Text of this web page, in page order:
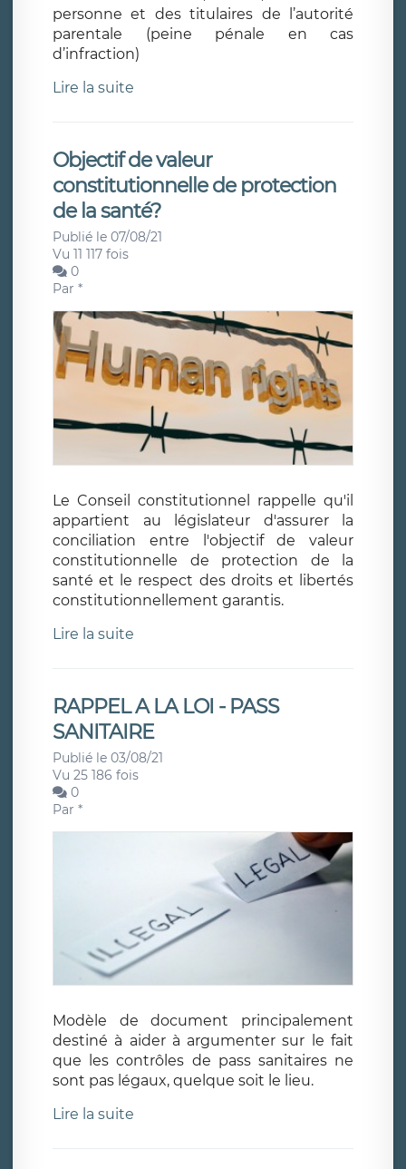
personne et des titulaires de l’autorité
parentale (peine pénale en cas
d’infraction)
Lire la suite
Objectif de valeur
constitutionnelle de protection
de la santé?
Publié le 07/08/21
Vu 11 117 fois
0
Par *
Le Conseil constitutionnel rappelle qu'il
appartient au législateur d'assurer la
conciliation entre l'objectif de valeur
constitutionnelle de protection de la
santé et le respect des droits et libertés
constitutionnellement garantis.
Lire la suite
RAPPEL A LA LOI - PASS
SANITAIRE
Publié le 03/08/21
Vu 25 186 fois
0
Par *
Modèle de document principalement
destiné à aider à argumenter sur le fait
que les contrôles de pass sanitaires ne
sont pas légaux, quelque soit le lieu.
Lire la suite